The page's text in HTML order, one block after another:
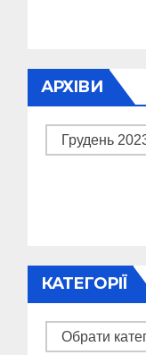
АРХІВИ
Архіви
КАТЕГОРІЇ
Категорії